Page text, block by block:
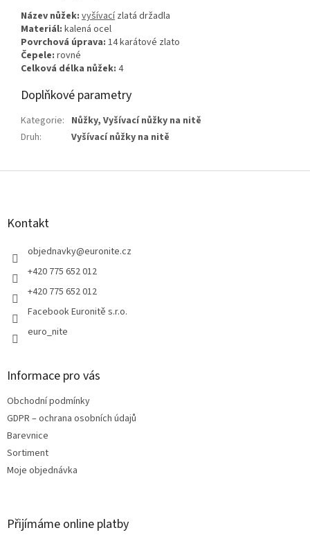
Název nůžek: vyšívacízlatá držadla
Materiál: kalená ocel
Povrchová úprava: 14 karátové zlato
Čepele: rovné
Celková délka nůžek: 4
Doplňkové parametry
Kategorie: Nůžky, Vyšívací nůžky na nitě
Druh: Vyšívací nůžky na nitě
Z
Kontakt
objednavky@euronite.cz
+420 775 652 012
+420 775 652 012
Facebook Euronitě s.r.o.
euro_nite
Informace pro vás
Obchodní podmínky
GDPR – ochrana osobních údajů
Barevnice
Sortiment
Moje objednávka
Přijímáme online platby